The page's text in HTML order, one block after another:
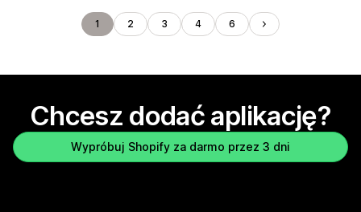
1 2 3 4 6
Chcesz dodać aplikację?
Wypróbuj Shopify za darmo przez 3 dni